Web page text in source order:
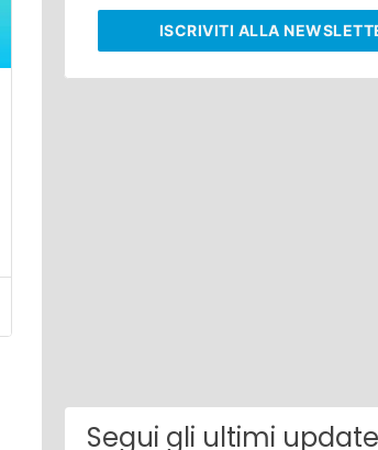
ISCRIVITI ALLA
Segui gli ultimi update